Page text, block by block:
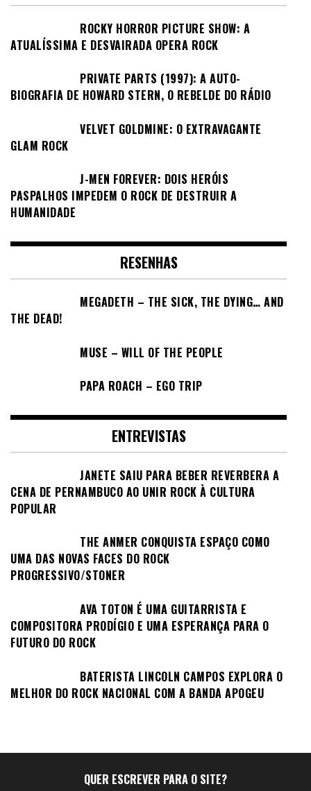
ROCKY HORROR PICTURE SHOW: A
ATUALÍSSIMA E DESVAIRADA OPERA ROCK
PRIVATE PARTS (1997): A AUTO-
BIOGRAFIA DE HOWARD STERN, O REBELDE DO RÁDIO
VELVET GOLDMINE: O EXTRAVAGANTE
GLAM ROCK
J-MEN FOREVER: DOIS HERÓIS
PASPALHOS IMPEDEM O ROCK DE DESTRUIR A
HUMANIDADE
RESENHAS
MEGADETH – THE SICK, THE DYING… AND
THE DEAD!
MUSE – WILL OF THE PEOPLE
PAPA ROACH – EGO TRIP
ENTREVISTAS
JANETE SAIU PARA BEBER REVERBERA A
CENA DE PERNAMBUCO AO UNIR ROCK À CULTURA
POPULAR
THE ANMER CONQUISTA ESPAÇO COMO
UMA DAS NOVAS FACES DO ROCK
PROGRESSIVO/STONER
AVA TOTON É UMA GUITARRISTA E
COMPOSITORA PRODÍGIO E UMA ESPERANÇA PARA O
FUTURO DO ROCK
BATERISTA LINCOLN CAMPOS EXPLORA O
MELHOR DO ROCK NACIONAL COM A BANDA APOGEU
QUER ESCREVER PARA O SITE?